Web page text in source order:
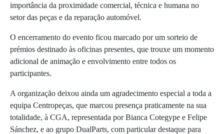
importância da proximidade comercial, técnica e humana no
setor das peças e da reparação automóvel.
O encerramento do evento ficou marcado por um sorteio de
prémios destinado às oficinas presentes, que trouxe um momento
adicional de animação e envolvimento entre todos os
participantes.
A organização deixou ainda um agradecimento especial a toda a
equipa Centropeças, que marcou presença praticamente na sua
totalidade, à CGA, representada por Bianca Cotegype e Felipe
Sánchez, e ao grupo DualParts, com particular destaque para